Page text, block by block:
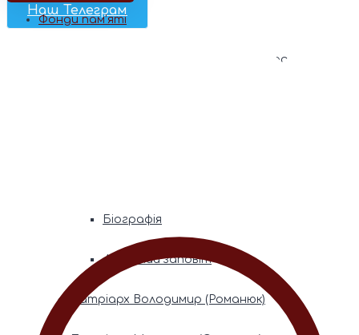
Наш Телеграм
Фонди пам’яті
Митрополита Володимира (Сабодана)
Біографія
Духовний заповіт
Патріарх Володимир (Романюк)